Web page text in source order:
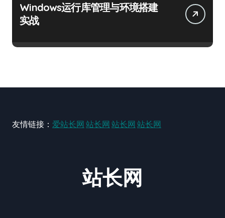
Windows运行库管理与环境搭建
实战
友情链接： 爱站长网 站长网 站长网 站长网
站长网